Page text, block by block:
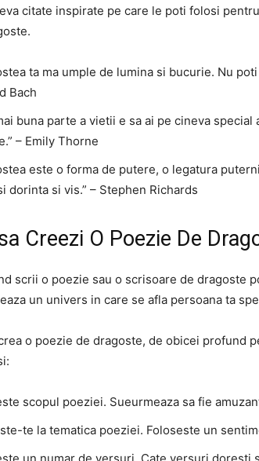
citate inspirate pe care le poti folosi
ta ma umple de lumina si bucurie. Nu
Bach
buna parte a vietii e sa ai pe cineva
– Emily Thorne
este o forma de putere, o legatura
dorinta si vis.” – Stephen Richards
Creezi O Poezie De
scrii o poezie sau o scrisoare de dragoste
un univers in care se afla persoana ta
o poezie de dragoste, de obicei profund
scopul poeziei. Sueurmeaza sa fie
te la tematica poeziei. Foloseste un